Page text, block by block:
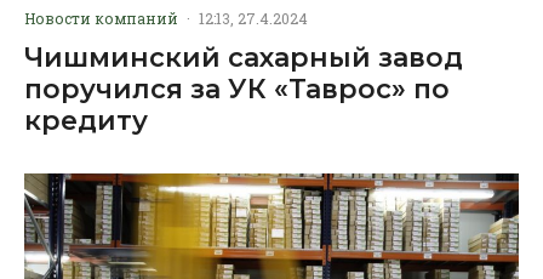
Новости компаний · 12:13, 27.4.2024
Чишминский сахарный завод
поручился за УК «Таврос» по
кредиту